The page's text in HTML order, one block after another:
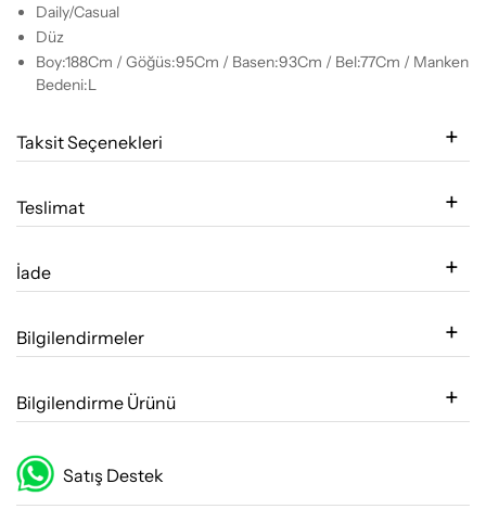
Daily/Casual
Düz
Boy:188Cm / Göğüs:95Cm / Basen:93Cm / Bel:77Cm / Manken
Bedeni:L
Taksit Seçenekleri
Teslimat
İade
Bilgilendirmeler
Bilgilendirme Ürünü
Satış Destek